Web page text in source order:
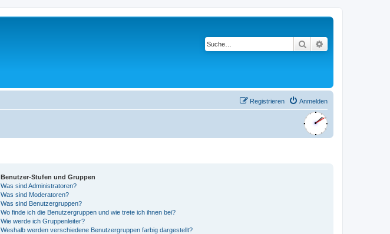
Suche
Anmelden
Registrieren
Benutzer-Stufen und Gruppen
Was sind Administratoren?
Was sind Moderatoren?
Was sind Benutzergruppen?
Wo finde ich die Benutzergruppen und wie trete ich ihnen bei?
Wie werde ich Gruppenleiter?
Weshalb werden verschiedene Benutzergruppen farbig dargestellt?